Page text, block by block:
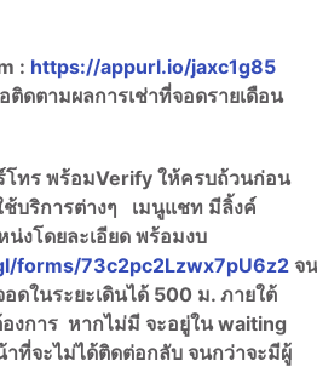
: https://appurl.io/jaxc1g85
ติดตามผลการเช่าที่จอดรายเดือน
โทร พร้อมVerify ให้ครบถ้วนก่อน
ช้บริการต่างๆ เมนูแชท มีลิ้งค์
งโดยละเอียด พร้อมงบ
forms/73c2pc2Lzwx7pU6z2 จ
ดในระยะเดินได้ 500 ม. ภายใต้
การ หากไม่มี จะอยู่ใน waiting
าที่จะไม่ได้ติดต่อกลับ จนกว่าจะมีผู้